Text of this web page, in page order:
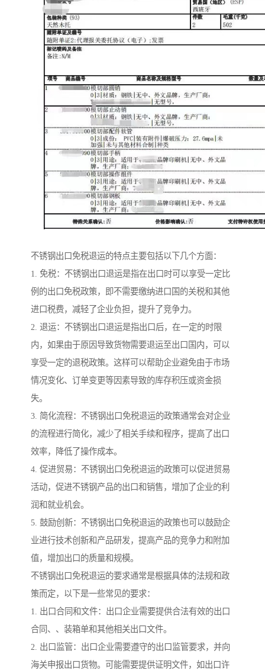
不锈钢出口免税退运的特点主要包括以下几个方面：
1. 免税：不锈钢出口退运是指在出口时可以享受一定比
例的出口免税政策，即不需要缴纳进口国的关税和其他
进口税费，减轻了企业负担，提升了竞争力。
2. 退运：不锈钢出口退运是指出口后，在一定的时限
内，如果由于原因导致货物需要退运至出口国内，可以
享受一定的退税政策。这样可以帮助企业避免由于市场
情况变化、订单变更等因素导致的库存积压或资金损
失。
3. 简化流程：不锈钢出口免税退运的政策通常会对企业
的流程进行简化，减少了相关手续和程序，提高了出口
效率，降低了操作成本。
4. 促进贸易：不锈钢出口免税退运的政策可以促进贸易
活动，促进不锈钢产品的出口和销售，增加了企业的利
润和就业机会。
5. 鼓励创新：不锈钢出口免税退运的政策也可以鼓励企
业进行技术创新和产品研发，提高产品的竞争力和附加
值，增加出口的质量和规模。
不锈钢出口免税退运的要求通常是根据具体的法规和政
策而定，以下是一些常见的要求：
1. 出口合同和文件：出口企业需要提供合法有效的出口
合同、、装箱单和其他相关出口文件。
2. 出口监管：出口企业需要遵守的出口监管要求，并向
海关申报出口货物。可能需要提供证明文件，如出口许